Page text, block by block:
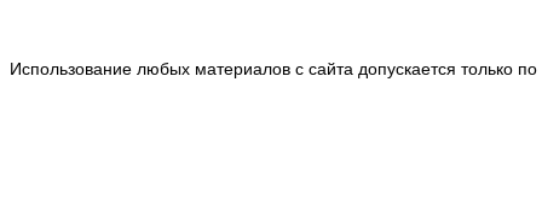
Использование любых материалов с сайта допускается только